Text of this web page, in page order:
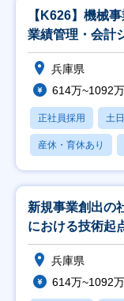
【K626】機械
業績管理・会計
兵庫県
614万~1092万
正社員採用 土
産休・育休あり
新規事業創出の
における技術起
兵庫県
614万~1092万